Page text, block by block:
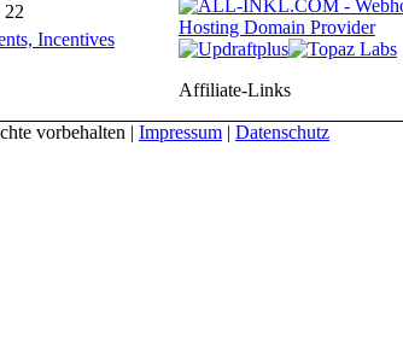
Incentives
22
Affiliate-Links
vorbehalten | Impressum | Datenschutz